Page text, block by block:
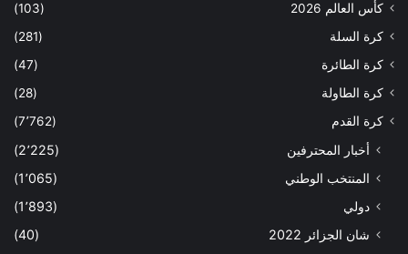
كأس العالم 2026
(103)
كرة السلة
(281)
كرة الطائرة
(47)
كرة الطاولة
(28)
كرة القدم
(7٬762)
أخبار المحترفين
(2٬225)
المنتخب الوطني
(1٬065)
دولي
(1٬893)
شان الجزائر 2022
(40)